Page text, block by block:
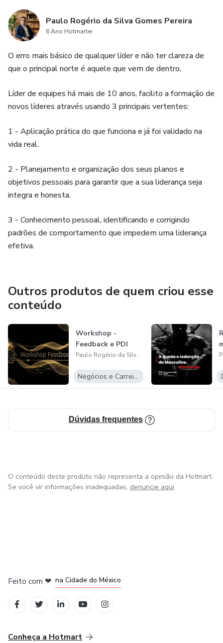
Paulo Rogério da Silva Gomes Pereira
6 Ano Hotmarter
O erro mais básico de qualquer líder e não ter clareza de
que o principal norte é aquele que vem de dentro.
Líder de equipes há mais de 10 anos, facilito a formação de
novos líderes através usando 3 principais vertentes:
1 - Aplicação prática do que funciona e já foi validado na
vida real.
2 - Planejamento e organização dos seus planos e
objetivos pessoais para garantir que a sua liderança seja
integra e honesta.
3 - Conhecimento pessoal, identificando e corrigindo
padrões de comportamento que impedem uma liderança
efetiva.
Outros produtos de quem criou esse
conteúdo
Workshop -
Feedback e PDI
Paulo Rogério da Silva Gomes Pereira
Negócios e Carreira
Dúvidas frequentes
O conteúdo deste produto não representa a opinião da Hotmart.
Se você vir informações inadequadas, denuncie aqui
Feito com ❤ na Cidade do México
Conheça a Hotmart